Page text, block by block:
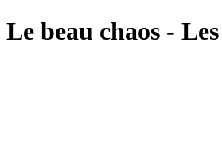
Le beau chaos -